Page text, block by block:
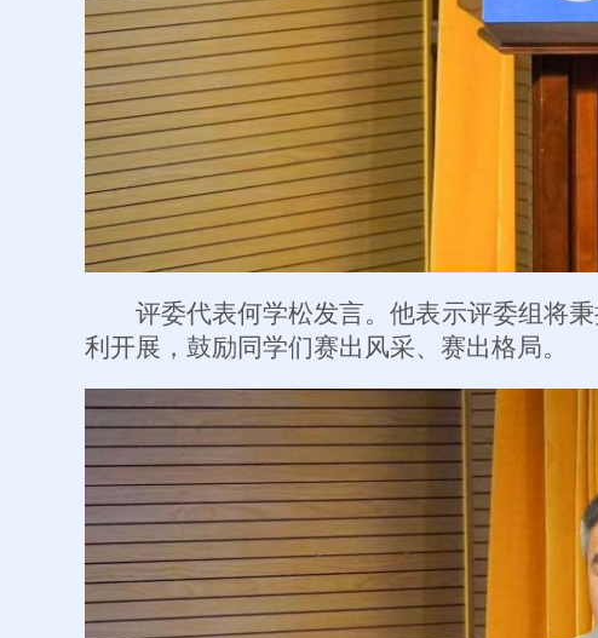
评委代表何学松发言。他表示评委组将
利开展，鼓励同学们赛出风采、赛出格局。